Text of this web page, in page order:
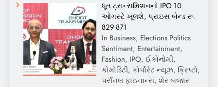
ધૂત ટ્રાન્સમિશનનો IPO 10
ઓગસ્ટે ખૂલશે, પ્રાઇસ બેન્ડ રૂ.
829-871
In Business, Elections Politics
Sentiment, Entertainment,
Fashion, IPO, ઈકોનોમી,
કોમોડિટી, કોર્પોરેટ ન્યૂઝ, ક્રિપ્ટો,
પર્સનલ ફાઇનાન્સ, શેર બજાર